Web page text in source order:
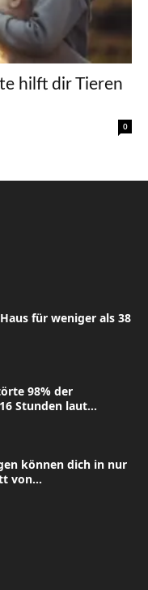
hilft dir Tieren
0
für weniger als 38
98% der
Stunden laut...
können dich in nur
von...